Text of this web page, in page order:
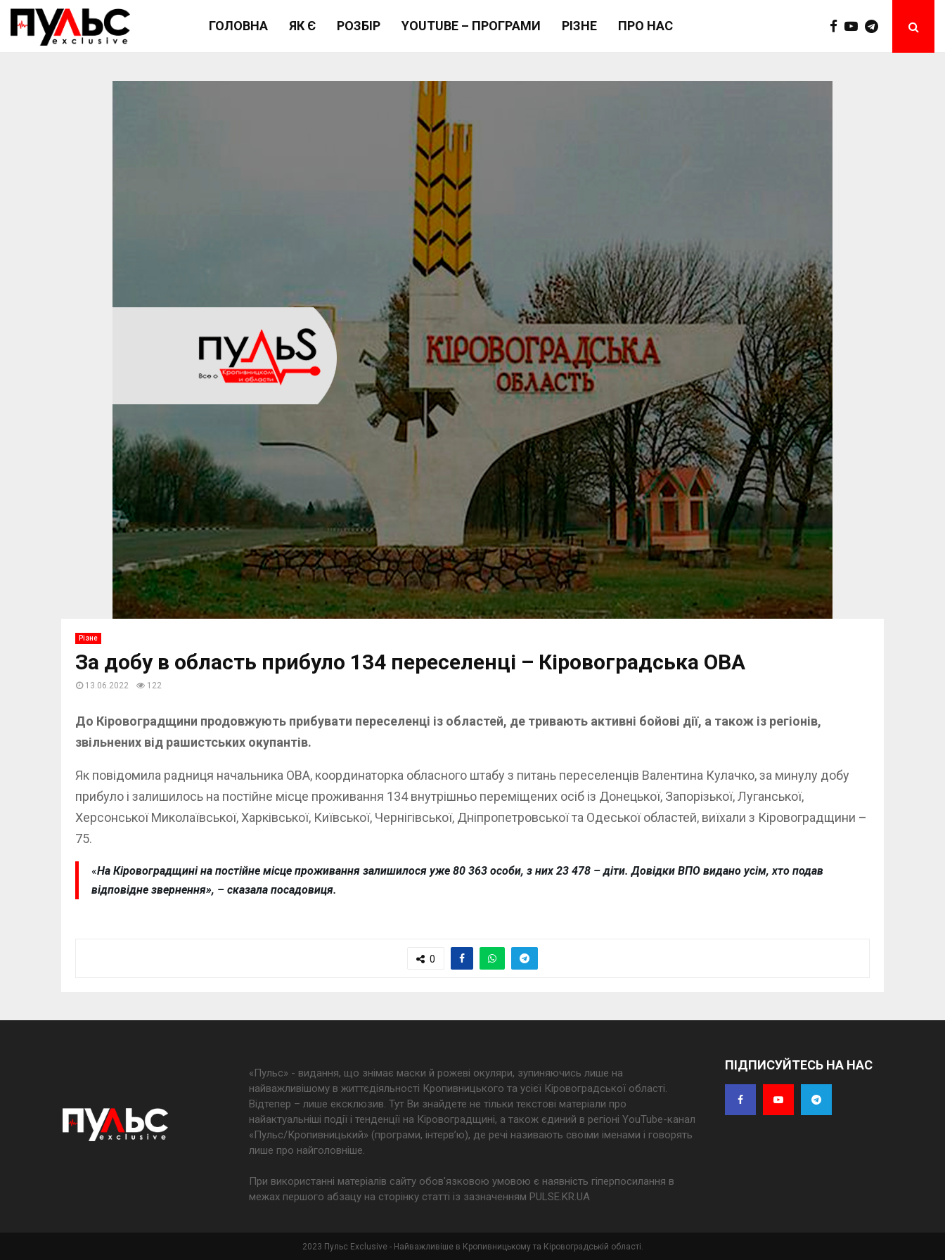
ГОЛОВНА ЯК Є РОЗБІР YOUTUBE – ПРОГРАМИ РІЗНЕ ПРО НАС
Різне
За добу в область прибуло 134 переселенці – Кіровоградська ОВА
13.06.2022 122
До Кіровоградщини продовжують прибувати переселенці із областей, де тривають активні бойові дії, а також із регіонів,
звільнених від рашистських окупантів.
Як повідомила радниця начальника ОВА, координаторка обласного штабу з питань переселенців Валентина Кулачко, за минулу добу
прибуло і залишилось на постійне місце проживання 134 внутрішньо переміщених осіб із Донецької, Запорізької, Луганської,
Херсонської Миколаївської, Харківської, Київської, Чернігівської, Дніпропетровської та Одеської областей, виїхали з Кіровоградщини –
75.
«На Кіровоградщині на постійне місце проживання залишилося уже 80 363 особи, з них 23 478 – діти. Довідки ВПО видано усім, хто подав
відповідне звернення», – сказала посадовиця.
0
«Пульс» - видання, що знімає маски й рожеві окуляри, зупиняючись лише на
найважливішому в життєдіяльності Кропивницького та усієї Кіровоградської області.
Відтепер – лише ексклюзив. Тут Ви знайдете не тільки текстові матеріали про
найактуальніші події і тенденції на Кіровоградщині, а також єдиний в регіоні YouTube-канал
«Пульс/Кропивницький» (програми, інтерв’ю), де речі називають своїми іменами і говорять
лише про найголовніше.
При використанні матеріалів сайту обов'язковою умовою є наявність гіперпосилання в
межах першого абзацу на сторінку статті із зазначенням PULSE.KR.UA
ПІДПИСУЙТЕСЬ НА НАС
2023 Пульс Exclusive - Найважливіше в Кропивницькому та Кіровоградській області.